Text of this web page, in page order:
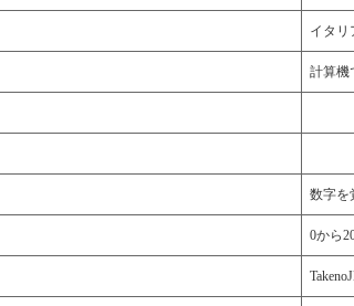
イタリ
計算機
数字を
0から